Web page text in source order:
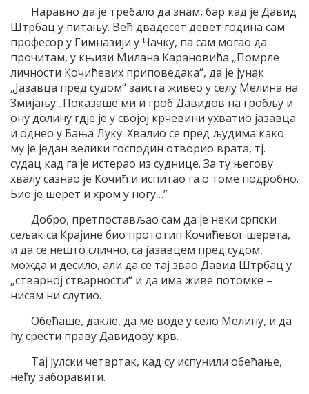
Наравно да је требало да знам, бар кад је Давид
Штрбац у питању. Већ двадесет девет година сам
професор у Гимназији у Чачку, па сам могао да
прочитам, у књизи Милана Карановића „Помрле
личности Кочићевих приповедака“, да је јунак
„Јазавца пред судом“ заиста живео у селу Мелина на
Змијању:„Показаше ми и гроб Давидов на гробљу и
ону долину гдје је у својој крчевини ухватио јазавца
и однео у Бања Луку. Хвалио се пред људима како
му је један велики господин отворио врата, тј.
судац кад га је истерао из суднице. За ту његову
хвалу сазнао је Кочић и испитао га о томе подробно.
Био је шерет и хром у ногу…”
Добро, претпостављао сам да је неки српски
сељак са Крајине био прототип Кочићевог шерета,
и да се нешто слично, са јазавцем пред судом,
можда и десило, али да се тај звао Давид Штрбац у
„стварној стварности“ и да има живе потомке –
нисам ни слутио.
Обећаше, дакле, да ме воде у село Мелину, и да
ћу срести праву Давидову крв.
Тај јулски четвртак, кад су испунили обећање,
нећу заборавити.